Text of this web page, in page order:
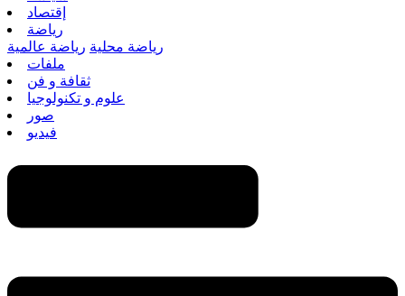
إقتصاد
رياضة
رياضة محلية رياضة عالمية
ملفات
ثقافة و فن
علوم و تكنولوجيا
صور
فيديو